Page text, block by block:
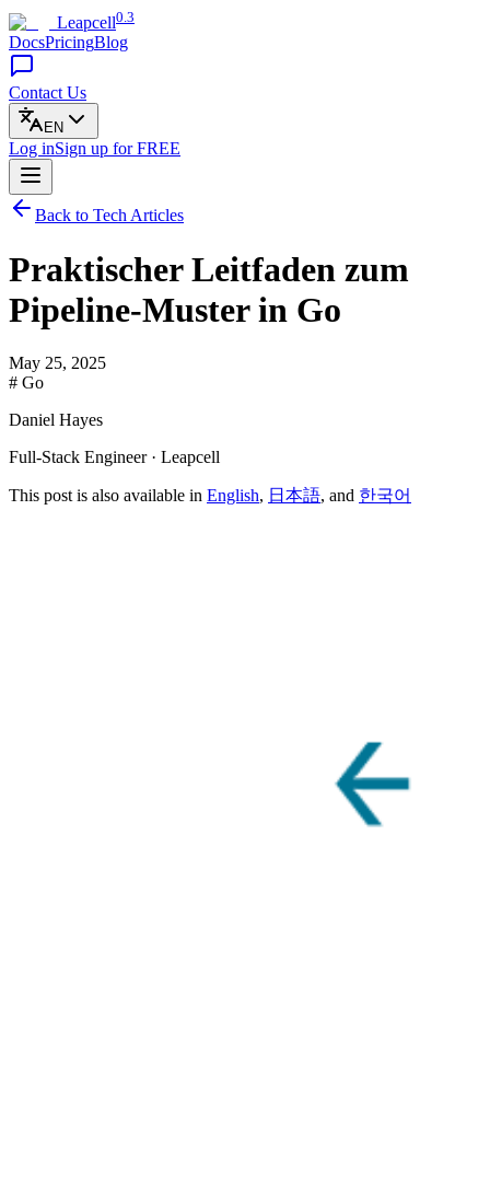
Leapcell0.3
DocsPricingBlog
Contact Us
EN
Log inSign up for FREE
Back to Tech Articles
Praktischer Leitfaden zum
Pipeline-Muster in Go
May 25, 2025
# Go
Daniel Hayes
Full-Stack Engineer · Leapcell
This post is also available in English, 日本語, and 한국어